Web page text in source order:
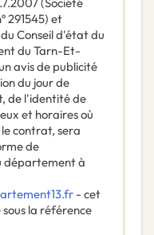
291545) et
Conseil d'état du
du Tarn-Et-
avis de publicité
du jour de
de l'identité de
et horaires où
contrat, sera
de
département à
- cet
la référence